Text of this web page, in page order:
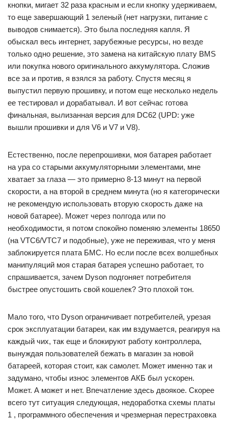
кнопки, мигает 32 раза красным и если кнопку удерживаем,
то еще завершающий 1 зеленый (нет нагрузки, питание с
выводов снимается). Это была последняя капля. Я
обыскал весь интернет, зарубежные ресурсы, но везде
только одно решение, это замена на китайскую плату BMS
или покупка нового оригинального аккумулятора. Сложив
все за и против, я взялся за работу. Спустя месяц я
выпустил первую прошивку, и потом еще несколько недель
ее тестировал и дорабатывал. И вот сейчас готова
финальная, вылизанная версия для DC62 (UPD: уже
вышли прошивки и для V6 и V7 и V8).
Естественно, после перепрошивки, моя батарея работает
на ура со старыми аккумуляторными элементами, мне
хватает за глаза — это примерно 8-13 минут на первой
скорости, а на второй в среднем минута (но я категорически
не рекомендую использовать вторую скорость даже на
новой батарее). Может через полгода или по
необходимости, я потом спокойно поменяю элементы 18650
(на VTC6/VTC7 и подобные), уже не переживая, что у меня
заблокируется плата БМС. Но если после всех волшебных
манипуляций моя старая батарея успешно работает, то
спрашивается, зачем Dyson подгоняет потребителя
быстрее опустошить свой кошелек? Это плохой тон.
Мало того, что Dyson ограничивает потребителей, урезая
срок эксплуатации батареи, как им вздумается, реагируя на
каждый чих, так еще и блокируют работу контроллера,
вынуждая пользователей бежать в магазин за новой
батареей, которая стоит, как самолет. Может именно так и
задумано, чтобы износ элементов АКБ был ускорен.
Может. А может и нет. Впечатление здесь двоякое. Скорее
всего тут ситуация следующая, недоработка схемы платы
1 , программного обеспечения и чрезмерная перестраховка